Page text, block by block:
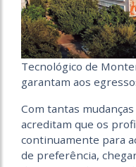
Tecnológico de
garantam aos
Com tantas
acreditam que os
continuamente para
de preferência,